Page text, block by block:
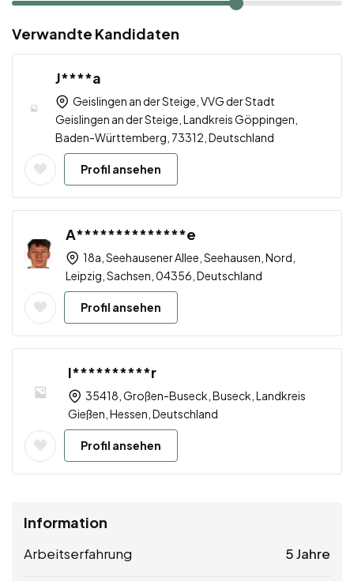
Verwandte Kandidaten
J****a
Geislingen an der Steige, VVG der Stadt
Geislingen an der Steige, Landkreis Göppingen,
Baden-Württemberg, 73312, Deutschland
Profil ansehen
A**************e
18a, Seehausener Allee, Seehausen, Nord,
Leipzig, Sachsen, 04356, Deutschland
Profil ansehen
I**********r
35418, Großen-Buseck, Buseck, Landkreis
Gießen, Hessen, Deutschland
Profil ansehen
Information
Arbeitserfahrung 5 Jahre